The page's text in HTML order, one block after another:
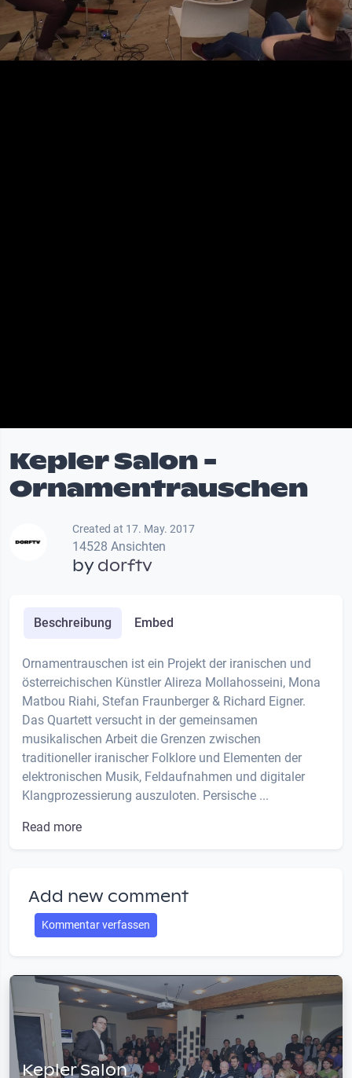
Video
Kepler Salon -
Ornamentrauschen
Created at 17. May. 2017
14528 Ansichten
bydorftv
Beschreibung Embed
Ornamentrauschen ist ein Projekt der iranischen und
österreichischen Künstler Alireza Mollahosseini, Mona
Matbou Riahi, Stefan Fraunberger & Richard Eigner.
Das Quartett versucht in der gemeinsamen
musikalischen Arbeit die Grenzen zwischen
traditioneller iranischer Folklore und Elementen der
elektronischen Musik, Feldaufnahmen und digitaler
Klangprozessierung auszuloten. Persische ...
Read more
Add new comment
Kommentar verfassen
Kepler Salon